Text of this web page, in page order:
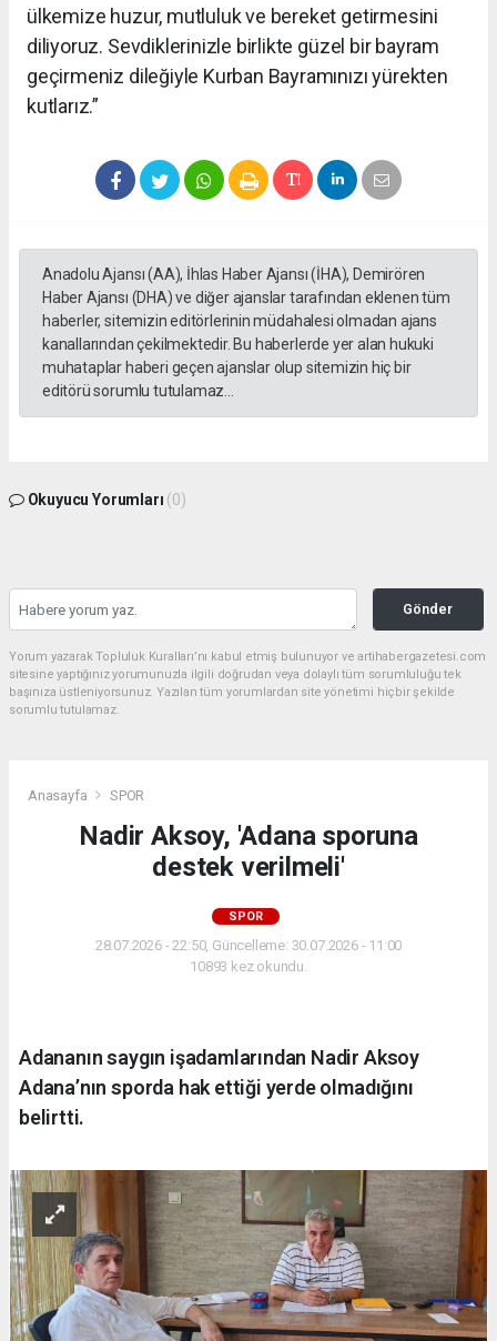
ülkemize huzur, mutluluk ve bereket getirmesini
diliyoruz. Sevdiklerinizle birlikte güzel bir bayram
geçirmeniz dileğiyle Kurban Bayramınızı yürekten
kutlarız.”
Anadolu Ajansı (AA), İhlas Haber Ajansı (İHA), Demirören
Haber Ajansı (DHA) ve diğer ajanslar tarafından eklenen tüm
haberler, sitemizin editörlerinin müdahalesi olmadan ajans
kanallarından çekilmektedir. Bu haberlerde yer alan hukuki
muhataplar haberi geçen ajanslar olup sitemizin hiç bir
editörü sorumlu tutulamaz...
Okuyucu Yorumları (0)
Gönder
Yorum yazarak Topluluk Kuralları’nı kabul etmiş bulunuyor ve artihabergazetesi.com
sitesine yaptığınız yorumunuzla ilgili doğrudan veya dolaylı tüm sorumluluğu tek
başınıza üstleniyorsunuz. Yazılan tüm yorumlardan site yönetimi hiçbir şekilde
sorumlu tutulamaz.
Anasayfa SPOR
Nadir Aksoy, 'Adana sporuna
destek verilmeli'
SPOR
28.07.2026 - 22:50, Güncelleme: 30.07.2026 - 11:00
10893 kez okundu.
Adananın saygın işadamlarından Nadir Aksoy
Adana’nın sporda hak ettiği yerde olmadığını
belirtti.